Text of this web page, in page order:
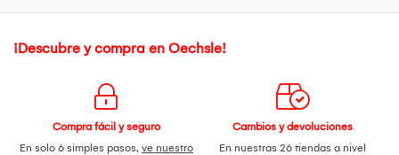
¡Descubre y compra en Oechsle!
Compra fácil y seguro
En solo 6 simples pasos, ve nuestro
Cambios y devoluciones
En nuestras 26 tiendas a nivel